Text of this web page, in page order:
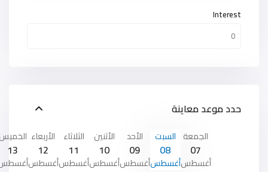
Interest
حدد موعد معاينة
الجمعة
07
أغسطس
السبت
08
أغسطس
الأحد
09
أغسطس
الأثنين
10
أغسطس
الثلاثاء
11
أغسطس
الأربعاء
12
أغسطس
13